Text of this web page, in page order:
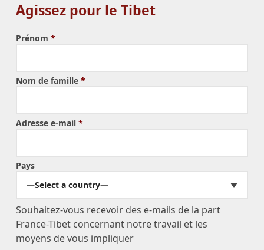
Agissez pour le Tibet
Prénom *
Nom de famille *
Adresse e-mail *
Pays
—Select a country—
Souhaitez-vous recevoir des e-mails de la part
France-Tibet concernant notre travail et les
moyens de vous impliquer